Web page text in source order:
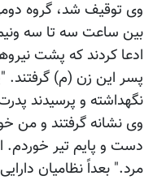
بین ساعت سه تا سه ونیم
ادعا کردند که پشت
پسر این زن (م) گرفتند.
نگهداشته و پرسیدند
وی نشانه گرفتند و من
دست و پایم تیر خوردم.
مرد." بعداً نظامیان